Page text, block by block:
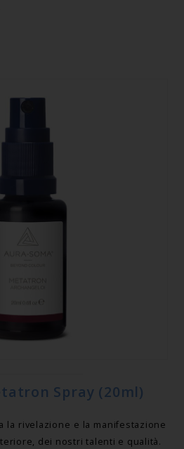
Spray (20ml)
la rivelazione e la manifestazione
dei nostri talenti e qualità.